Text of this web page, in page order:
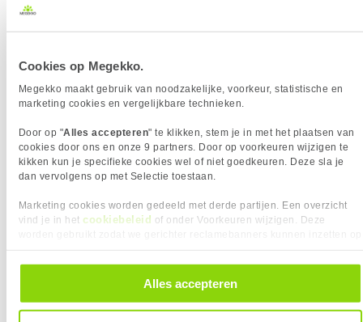
Cookies op Megekko.
Megekko maakt gebruik van noodzakelijke, voorkeur, statistische en
marketing cookies en vergelijkbare technieken.
Door op "Alles accepteren" te klikken, stem je in met het plaatsen van
cookies door ons en onze 9 partners. Door op voorkeuren wijzigen te
kikken kun je specifieke cookies wel of niet goedkeuren. Deze sla je
dan vervolgens op met Selectie toestaan.
Marketing cookies worden gedeeld met derde partijen. Een overzicht
vind je in het cookiebeleid of onder Voorkeuren wijzigen. Deze
alle cookies. Je kunt je gegeven toestemming altijd intrekken, dit doe je
door in de footer van onze website te klikken op ‘Cookievoorkeuren’
Alles accepteren